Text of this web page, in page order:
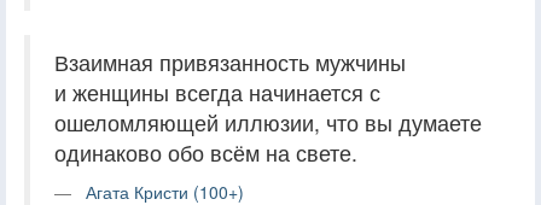
Взаимная привязанность мужчины
и женщины всегда начинается с
ошеломляющей иллюзии, что вы думаете
одинаково обо всём на свете.
Агата Кристи (100+)